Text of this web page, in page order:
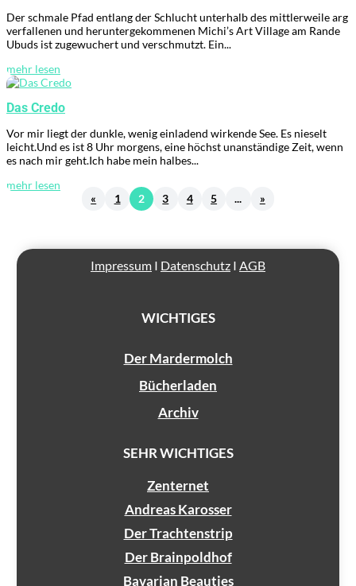
Der schmale Pfad entlang der Schlucht unterhalb des mittlerweile arg
verfallenen und heruntergekommenen Michi’s Art Village am Rande
Ubuds ist zugewuchert und verschmutzt. Ein...
mehr lesen
Das Credo
Vor mir liegt der dunkle, wenig einladend wirkende See. Es nieselt
leicht.Und es ist 8 Uhr morgens, eine höchst unanständige Zeit, wenn
es nach mir geht.Ich habe mein halbes...
mehr lesen
«
1 2 3 4 5 ... »
Impressum I Datenschutz I AGB
WICHTIGES
Der Mardermolch
Bücherladen
Archiv
SEHR WICHTIGES
Zenternet
Andreas Karosser
Der Trachtenstrip
Der Brainpoldhof
Bavarian Beauties